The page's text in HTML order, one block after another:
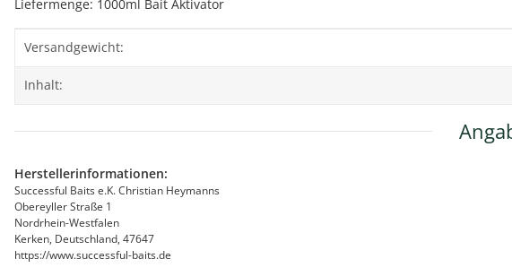
Liefermenge: 1000ml Bait Aktivator
Produkteigenschaft
Wert
Versandgewicht:
Inhalt:
Herstellerinformationen:
Successful Baits e.K. Christian Heymanns
Obereyller Straße 1
Nordrhein-Westfalen
Kerken, Deutschland, 47647
https://www.successful-baits.de